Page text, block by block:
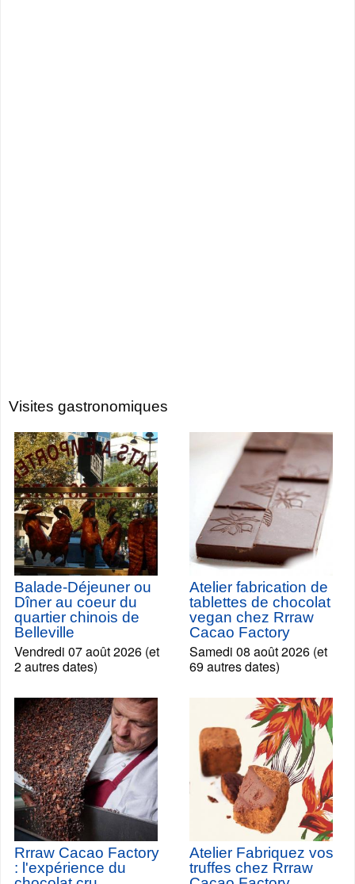
Visites gastronomiques
Balade-Déjeuner ou
Dîner au coeur du
quartier chinois de
Belleville
Vendredi 07 août 2026 (et
2 autres dates)
Atelier fabrication de
tablettes de chocolat
vegan chez Rrraw
Cacao Factory
Samedi 08 août 2026 (et
69 autres dates)
Rrraw Cacao Factory
: l'expérience du
Atelier Fabriquez vos
truffes chez Rrraw